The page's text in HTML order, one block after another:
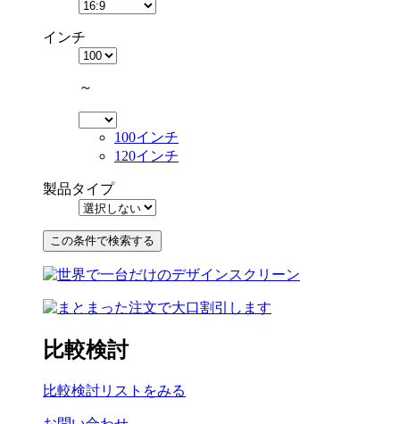
インチ
～
100インチ
120インチ
製品タイプ
比較検討
比較検討リストをみる